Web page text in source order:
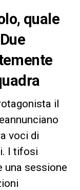
quale
il
voci di
I tifosi
una sessione